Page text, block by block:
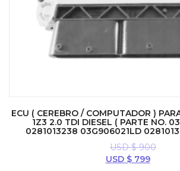
ECU ( CEREBRO / COMPUTADOR )
1Z3 2.0 TDI DIESEL ( PARTE NO.
0281013238 03G906021LD
USD $900
El
USD $799El